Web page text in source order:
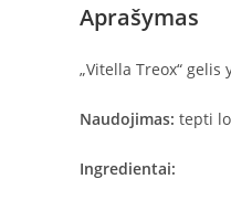
ML
Aprašymas
„Vitella Treox“
Naudojimas: tepti
Ingredientai: